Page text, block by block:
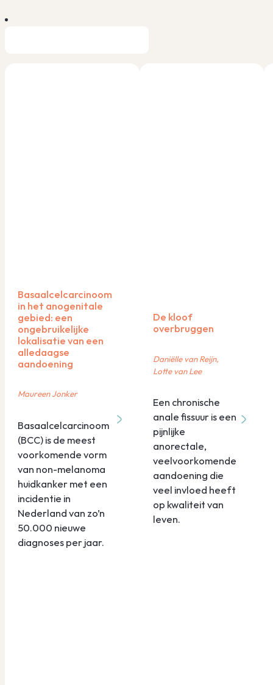
Basaalcelcarcinoom
in het anogenitale
gebied: een
ongebruikelijke
lokalisatie van een
alledaagse
aandoening
Maureen Jonker
Basaalcelcarcinoom
(BCC) is de meest
voorkomende vorm
van non-melanoma
huidkanker met een
incidentie in
Nederland van zo’n
50.000 nieuwe
diagnoses per jaar.
De kloof
overbruggen
Daniëlle van Reijn,
Lotte van Lee
Een chronische
anale fissuur is een
pijnlijke
anorectale,
veelvoorkomende
aandoening die
veel invloed heeft
op kwaliteit van
leven.